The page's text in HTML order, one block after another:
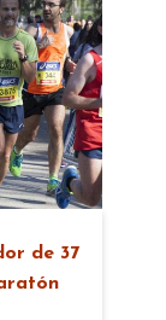
de 37